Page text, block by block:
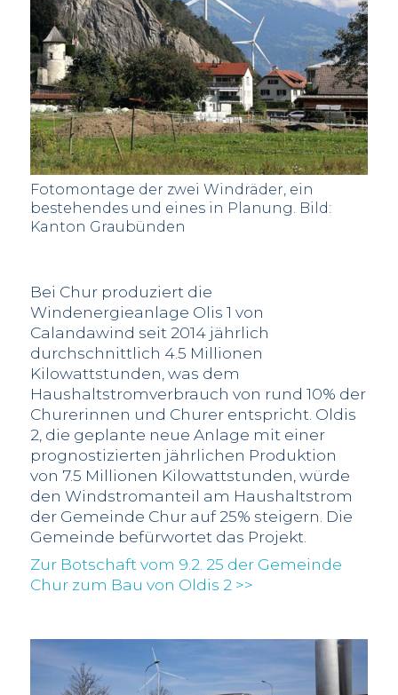
Fotomontage der zwei Windräder, ein
bestehendes und eines in Planung. Bild:
Kanton Graubünden
Bei Chur produziert die
Windenergieanlage Olis 1 von
Calandawind seit 2014 jährlich
durchschnittlich 4.5 Millionen
Kilowattstunden, was dem
Haushaltstromverbrauch von rund 10% der
Churerinnen und Churer entspricht. Oldis
2, die geplante neue Anlage mit einer
prognostizierten jährlichen Produktion
von 7.5 Millionen Kilowattstunden, würde
den Windstromanteil am Haushaltstrom
der Gemeinde Chur auf 25% steigern. Die
Gemeinde befürwortet das Projekt.
Zur Botschaft vom 9.2. 25 der Gemeinde
Chur zum Bau von Oldis 2 >>